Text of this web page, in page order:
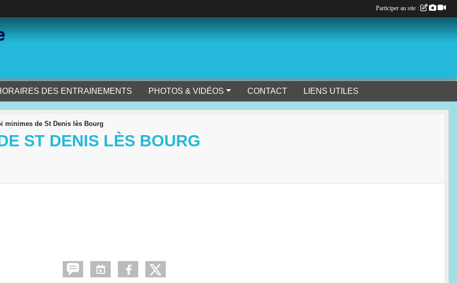
DES ENTRAINEMENTS PHOTOS & VIDÉOS CONTACT LIENS UTILES
minimes de St Denis lès Bourg
ST DENIS LÈS BOURG
Participer au site :